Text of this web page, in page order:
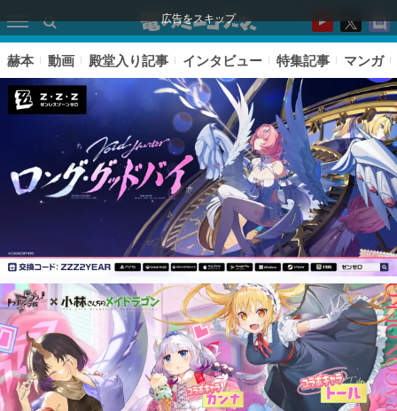
広告をスキップ
ピックアップ
電ファミのいま読まれている記事ランキング
アプリセール情報
赫本 動画 殿堂入り記事 インタビュー 特集記事 マンガ